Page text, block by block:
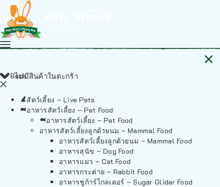
ไม่มีสินค้าในตะกร้า
Back
สัตว์เลี้ยง – Live Pets
อาหารสัตว์เลี้ยง – Pet Food
อาหารสัตว์เลี้ยง – Pet Food
อาหารสัตว์เลี้ยงลูกด้วยนม – Mammal Food
อาหารสัตว์เลี้ยงลูกด้วยนม – Mammal Food
อาหารสุนัข – Dog Food
อาหารแมว – Cat Food
อาหารกระต่าย – Rabbit Food
อาหารชูก้าร์ไกลเดอร์ – Sugar Glider Food